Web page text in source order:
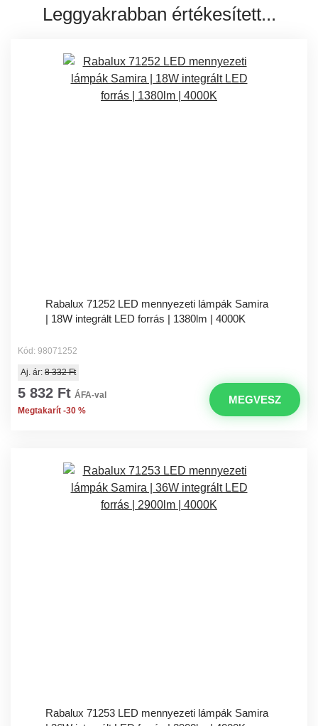
Leggyakrabban értékesített...
Rabalux 71252 LED mennyezeti lámpák Samira
| 18W integrált LED forrás | 1380lm | 4000K
Kód: 98071252
Aj. ár: 8 332 Ft
5 832 Ft ÁFA-val
Megtakarít -30 %
MEGVESZ
Rabalux 71253 LED mennyezeti lámpák Samira